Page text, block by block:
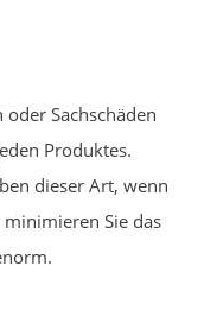
Sachschäden
Produktes.
dieser Art, wenn
minimieren Sie das